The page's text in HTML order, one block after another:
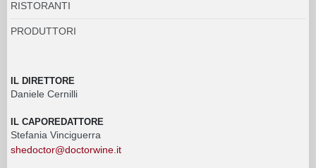
RISTORANTI
PRODUTTORI
IL DIRETTORE
Daniele Cernilli
IL CAPOREDATTORE
Stefania Vinciguerra
shedoctor@doctorwine.it